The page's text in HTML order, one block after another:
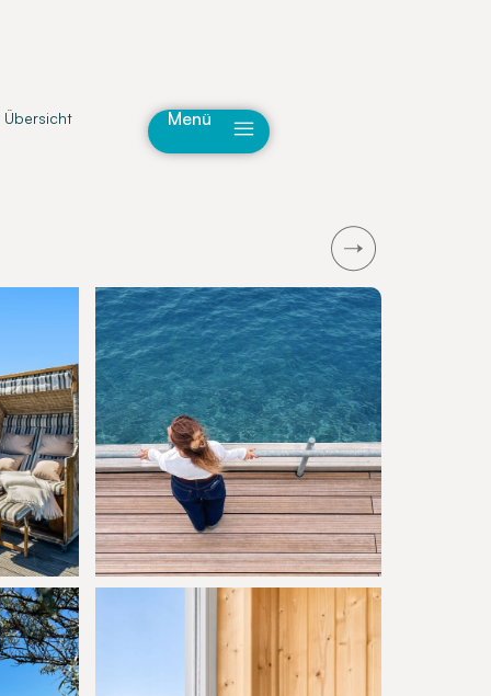
Übersicht Menü
Next